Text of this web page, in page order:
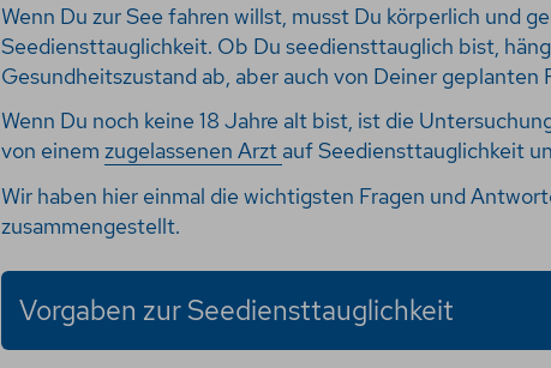
Wenn Du zur See fahren willst, musst Du körperlich und
Seediensttauglichkeit. Ob Du seediensttauglich bist,
Gesundheitszustand ab, aber auch von Deiner geplanten
Wenn Du noch keine 18 Jahre alt bist, ist die
von einem zugelassenen Arzt auf Seediensttauglichkeit
Wir haben hier einmal die wichtigsten Fragen und
zusammengestellt.
Vorgaben zur Seediensttauglichkeit